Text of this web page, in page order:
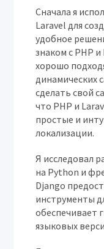
Сначала я
Laravel для
удобное
знаком с PHP и
хорошо
динамических
сделать свой
что PHP и
простые и
локализации.
Я исследовал
на Python и
Django
инструменты
обеспечивает
языковых